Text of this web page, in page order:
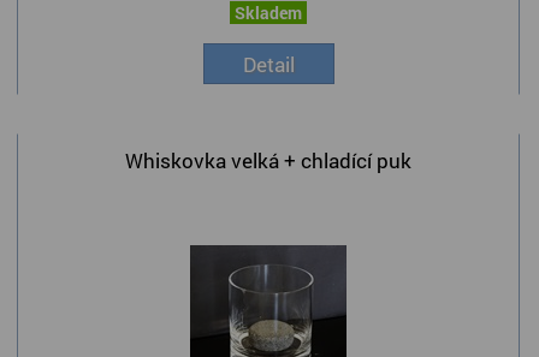
Skladem
Detail
Whiskovka velká + chladící puk